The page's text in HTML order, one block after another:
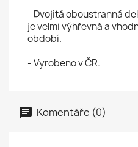
- Dvojitá oboustranná
je velmi výhřevná a
období.
- Vyrobeno v ČR.
Komentáře (0)